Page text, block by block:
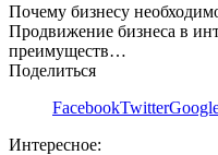
Почему бизнесу
Продвижение бизнеса в
преимуществ…
Поделиться
FacebookTwitter
Интересное: